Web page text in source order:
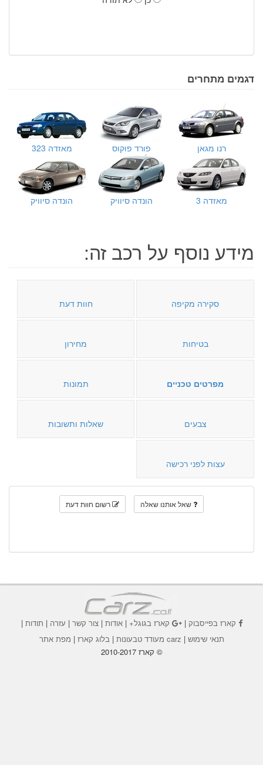
דגמים מתחרים
רנו מגאן פורד פוקוס מאזדה 323
מאזדה 3 הונדה סיוויק הונדה סיוויק
מידע נוסף על רכב זה:
סקירה מקיפה חוות דעת
בטיחות מחירון
מפרטים טכניים תמונות
צבעים שאלות ותשובות
עצות לפני רכישה
שאל אותנו שאלה רשום חוות דעת
קארז בפייסבוק| קארז בגוגל+|אודות |צור קשר | עזרה | תודות |
תנאי שימוש | carz מעודד טבעונות | בלוג קארז | מפת אתר
© קארז 2010-2017